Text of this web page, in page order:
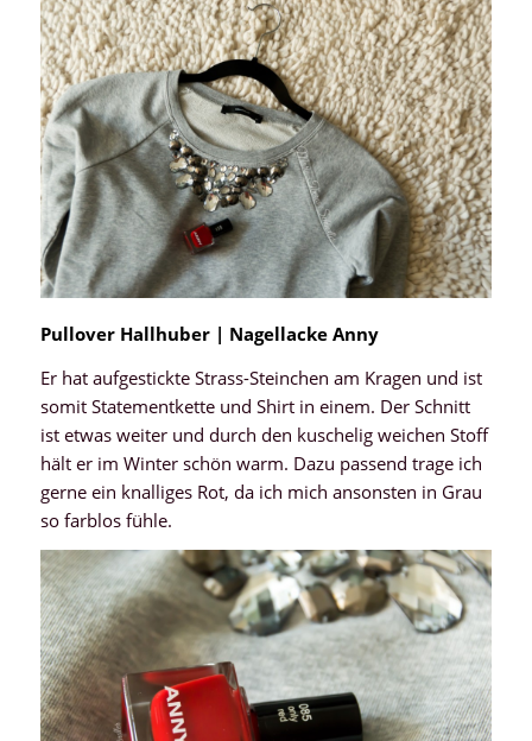
Pullover Hallhuber | Nagellacke Anny
Er hat aufgestickte Strass-Steinchen am Kragen und ist
somit Statementkette und Shirt in einem. Der Schnitt
ist etwas weiter und durch den kuschelig weichen Stoff
hält er im Winter schön warm. Dazu passend trage ich
gerne ein knalliges Rot, da ich mich ansonsten in Grau
so farblos fühle.